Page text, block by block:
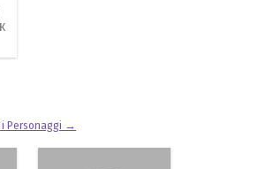
i Personaggi →